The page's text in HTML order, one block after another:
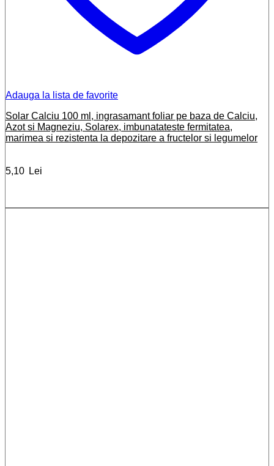
Adauga la lista de favorite
Solar Calciu 100 ml, ingrasamant foliar pe baza de Calciu,
Azot si Magneziu, Solarex, imbunatateste fermitatea,
marimea si rezistenta la depozitare a fructelor si legumelor
5,10 Lei